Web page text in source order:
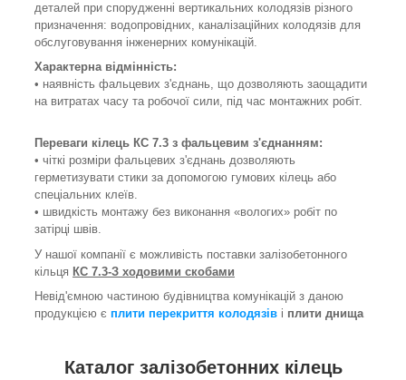
деталей при спорудженні вертикальних колодязів різного
призначення: водопровідних, каналізаційних колодязів для
обслуговування інженерних комунікацій.
Характерна відмінність:
• наявність фальцевих з'єднань, що дозволяють заощадити
на витратах часу та робочої сили, під час монтажних робіт.
Переваги кілець КС 7.3 з фальцевим з'єднанням:
• чіткі розміри фальцевих з'єднань дозволяють
герметизувати стики за допомогою гумових кілець або
спеціальних клеїв.
• швидкість монтажу без виконання «вологих» робіт по
затірці швів.
У нашої компанії є можливість поставки залізобетонного
кільця КС 7.3-З ходовими скобами
Невід'ємною частиною будівництва комунікацій з даною
продукцією є плити перекриття колодязів і плити днища
Каталог залізобетонних кілець